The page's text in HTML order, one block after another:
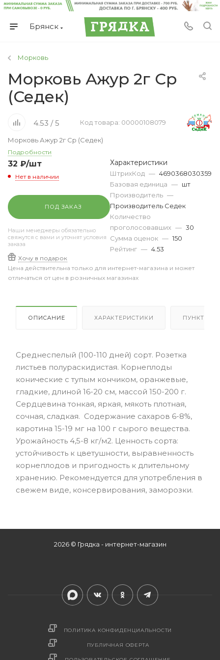
Брянск
Морковь
Морковь Ажур 2г Ср
(Седек)
4.53 / 5 Код товара: 00000108079
Морковь Ажур 2г Ср (Седек)
Подробности
32 ₽/шт
Нет в наличии
ПОД ЗАКАЗ
Наши менеджеры обязательно
свяжутся с вами и уточнят условия
заказа
Хочу в подарок
Характеристики
ШтрихКод — 4690368030359
Базовая единица — шт
Производитель —
Производитель Седек
Количество
проголосовавших — 30
Сумма оценок — 150
Рейтинг — 4.53
Цена действительна только для интернет-магазина и может
отличаться от цен в розничных магазинах
ОПИСАНИЕ ХАРАКТЕРИСТИКИ ПУНКТЫ
Среднеспелый (100-110 дней) сорт. Розетка
листьев полураскидистая. Корнеплоды
конические с тупым кончиком, оранжевые,
гладкие, длиной 16-20 см, массой 150-200 г.
Сердцевина тонкая, яркая, мякоть плотная,
сочная, сладкая. Содержание сахаров 6-8%,
каротина 15-19 мг на 100 г сырого вещества.
Урожайность 4,5-8 кг/м2. Ценность сорта:
устойчивость к цветушности, выравненность
корнеплодов и пригодность к длительному
хранению. Рекомендуется для употребления в
свежем виде, консервирования, заморозки.
2026 © Грядка - интернет-магазин
ПОЛИТИКА КОНФИДЕНЦИАЛЬНОСТИ
ПУБЛИЧНАЯ ОФЕРТА